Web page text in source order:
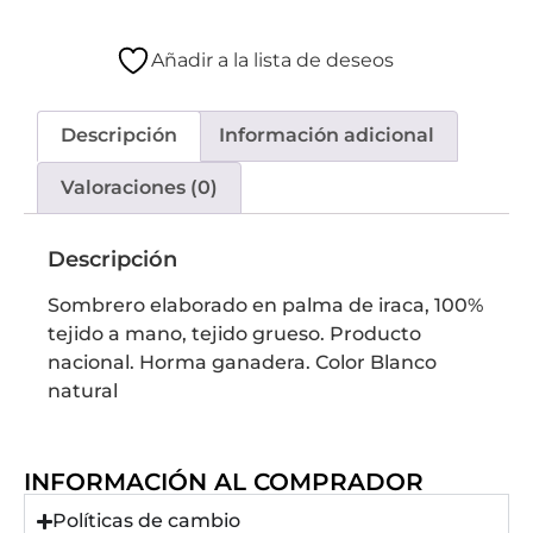
Añadir a la lista de deseos
Descripción Información adicional
Valoraciones (0)
Descripción
Sombrero elaborado en palma de iraca, 100%
tejido a mano, tejido grueso. Producto
nacional. Horma ganadera. Color Blanco
natural
INFORMACIÓN AL COMPRADOR
Políticas de cambio